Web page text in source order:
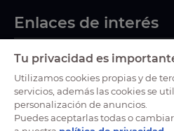
Enlaces de interés
Certificaciones
Tu privacidad es
Utilizamos cookies propias y de
servicios, además las cookies se
personalización de anuncios.
Puedes aceptarlas todas o